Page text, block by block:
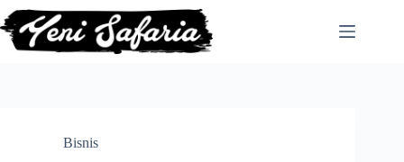
Skip
to
content
Bisnis